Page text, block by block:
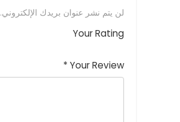
لن يتم نشر عنوان بريدك الإلكتروني.
Your Rating
Your Review
*